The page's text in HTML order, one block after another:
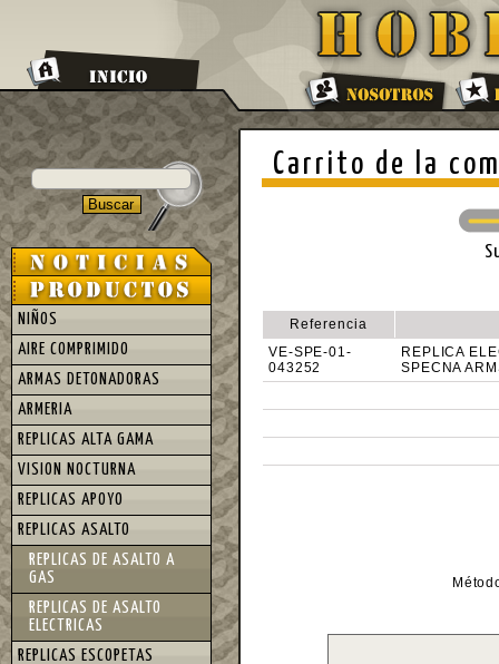
Carrito de la
Referencia
VE-SPE-01-
043252
REPLICA
SPECNA
NIÑOS
AIRE COMPRIMIDO
ARMAS DETONADORAS
ARMERIA
REPLICAS ALTA GAMA
VISION NOCTURNA
REPLICAS APOYO
REPLICAS ASALTO
REPLICAS DE ASALTO A
GAS
REPLICAS DE ASALTO
ELECTRICAS
REPLICAS ESCOPETAS